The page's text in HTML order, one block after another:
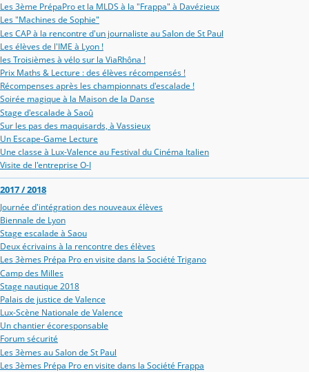
Les 3ème PrépaPro et la MLDS à la "Frappa" à Davézieux
Les "Machines de Sophie"
Les CAP à la rencontre d'un journaliste au Salon de St Paul
Les élèves de l'IME à Lyon !
les Troisièmes à vélo sur la ViaRhôna !
Prix Maths & Lecture : des élèves récompensés !
Récompenses après les championnats d'escalade !
Soirée magique à la Maison de la Danse
Stage d'escalade à Saoû
Sur les pas des maquisards, à Vassieux
Un Escape-Game Lecture
Une classe à Lux-Valence au Festival du Cinéma Italien
Visite de l'entreprise O-I
2017 / 2018
Journée d'intégration des nouveaux élèves
Biennale de Lyon
Stage escalade à Saou
Deux écrivains à la rencontre des élèves
Les 3èmes Prépa Pro en visite dans la Société Trigano
Camp des Milles
Stage nautique 2018
Palais de justice de Valence
Lux-Scène Nationale de Valence
Un chantier écoresponsable
Forum sécurité
Les 3èmes au Salon de St Paul
Les 3èmes Prépa Pro en visite dans la Société Frappa